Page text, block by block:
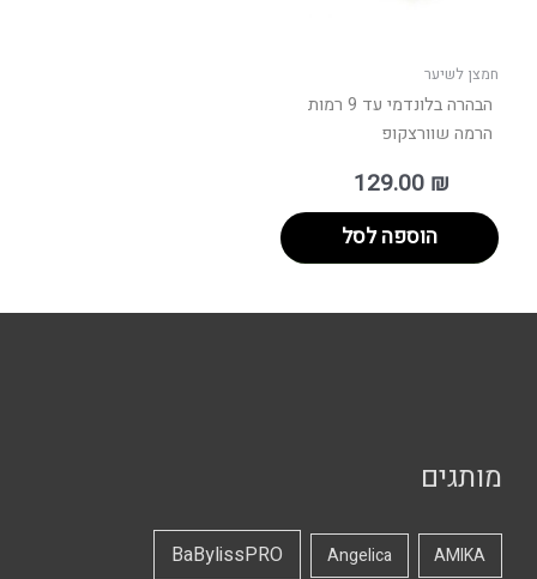
חמצן לשיער
הבהרה בלונדמי עד 9 רמות
הרמה שוורצקופ
129.00 ₪
הוספה לסל
מותגים
AMIKA
Angelica
BaBylissPRO